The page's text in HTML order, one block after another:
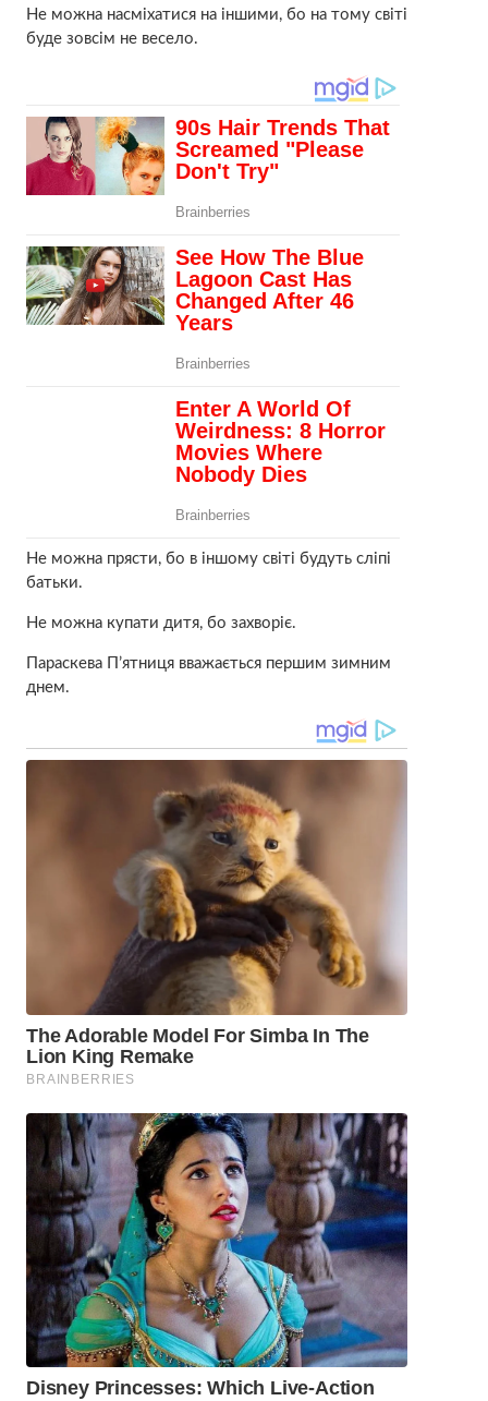
Не можна насміхатися на іншими, бо на тому світі
буде зовсім не весело.
Не можна прясти, бо в іншому світі будуть слiпі
батьки.
Не можна купати дитя, бо захвoріє.
Параскева П’ятниця вважається першим зимним
днем.